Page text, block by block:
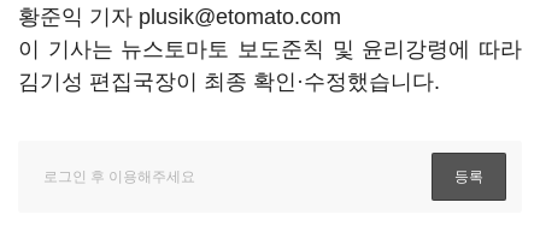
황준익 기자 plusik@etomato.com
이 기사는 뉴스토마토 보도준칙 및 윤리강령에 따라
김기성 편집국장이 최종 확인·수정했습니다.